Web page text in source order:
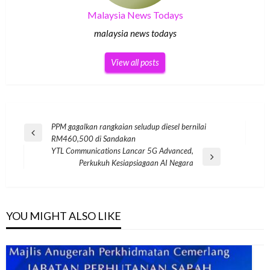
Malaysia News Todays
malaysia news todays
View all posts
Post
navigation
Previous
PPM gagalkan rangkaian seludup diesel bernilai
RM460,500 di Sandakan
YTL Communications Lancar 5G Advanced,
Perkukuh Kesiapsiagaan AI Negara
YOU MIGHT ALSO LIKE